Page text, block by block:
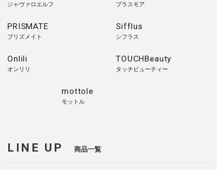
ジャヴァロエルフ プラスモア
PRISMATE
プリズメイト
Sifflus
シフラス
Onlili
オンリリ
TOUCHBeauty
タッチビューティー
mottole
モットル
LINE UP 商品一覧